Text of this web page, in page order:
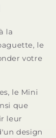
la
le
votre
le Mini
que
leur
design